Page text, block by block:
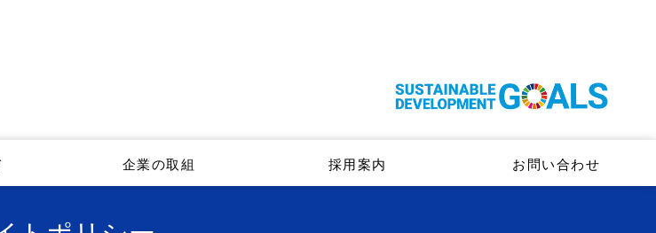
企業の取組 採用案内 お問い合わせ